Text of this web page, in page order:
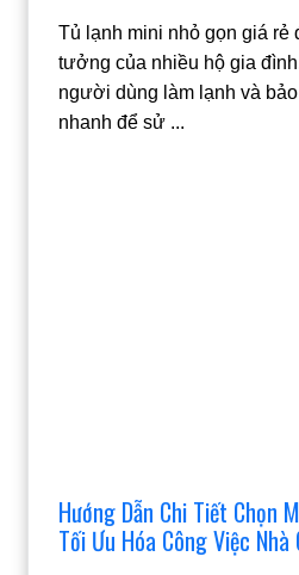
Tủ lạnh mini nhỏ gọn giá rẻ
tưởng của nhiều hộ gia
người dùng làm lạnh và
nhanh để sử ...
Hướng Dẫn Chi Tiết Chọn
Tối Ưu Hóa Công Việc Nhà